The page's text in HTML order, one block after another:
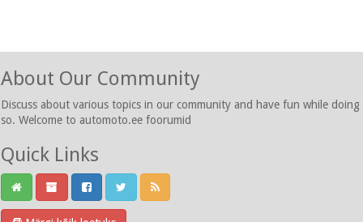
About Our Community
Discuss about various topics in our community and have fun while doing
so. Welcome to automoto.ee foorumid
Quick Links